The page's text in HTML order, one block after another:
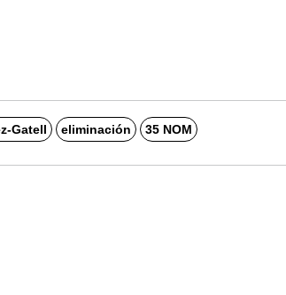
Gatell eliminación 35 NOM